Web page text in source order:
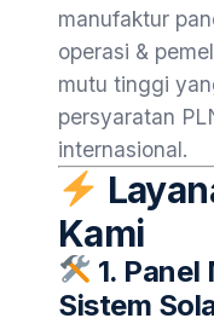
manufaktur
operasi &
mutu tinggi
persyaratan
internasional.
Kami
1. Panel
Sistem